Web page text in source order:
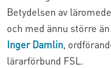
Betydelsen av
och med ännu större
Inger Damlin,
lärarförbund FSL.